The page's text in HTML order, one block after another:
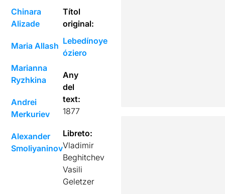
Chinara
Alizade
Maria Allash
Marianna
Ryzhkina
Andrei
Merkuriev
Alexander
Smoliyaninov
Títol
original:
Lebedínoye
óziero
Any
del
text:
1877
Libreto:
Vladimir
Beghitchev
Vasili
Geletzer